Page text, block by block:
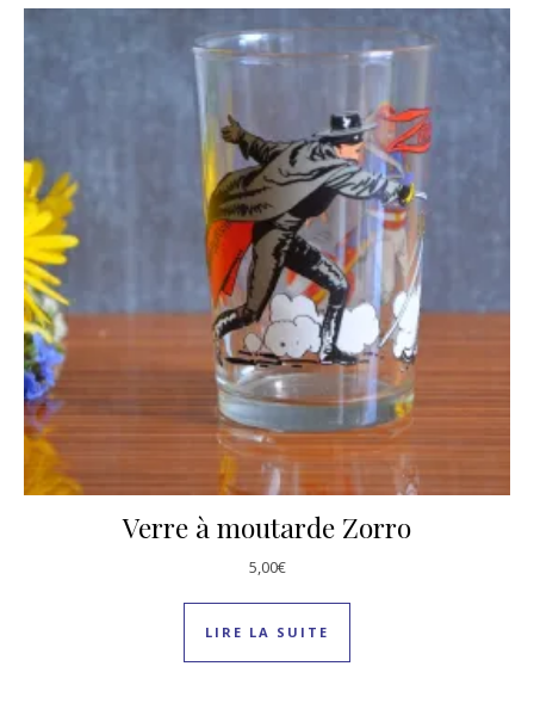
Verre à moutarde Zorro
5,00€
LIRE LA SUITE